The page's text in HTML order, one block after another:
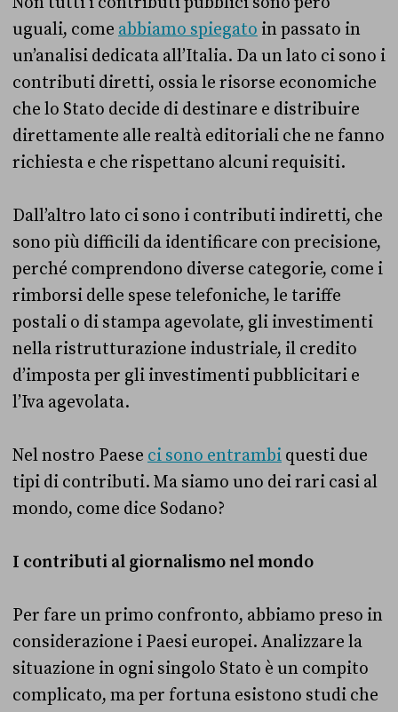
uguali, come abbiamo spiegato in passato in
un’analisi dedicata all’Italia. Da un lato ci sono i
contributi diretti, ossia le risorse economiche
che lo Stato decide di destinare e distribuire
direttamente alle realtà editoriali che ne fanno
richiesta e che rispettano alcuni requisiti.
Dall’altro lato ci sono i contributi indiretti, che
sono più difficili da identificare con precisione,
perché comprendono diverse categorie, come i
rimborsi delle spese telefoniche, le tariffe
postali o di stampa agevolate, gli investimenti
nella ristrutturazione industriale, il credito
d’imposta per gli investimenti pubblicitari e
l’Iva agevolata.
Nel nostro Paese ci sono entrambi questi due
tipi di contributi. Ma siamo uno dei rari casi al
mondo, come dice Sodano?
I contributi al giornalismo nel mondo
Per fare un primo confronto, abbiamo preso in
considerazione i Paesi europei. Analizzare la
situazione in ogni singolo Stato è un compito
complicato, ma per fortuna esistono studi che